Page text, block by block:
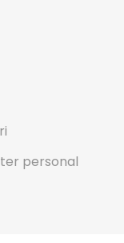
personal